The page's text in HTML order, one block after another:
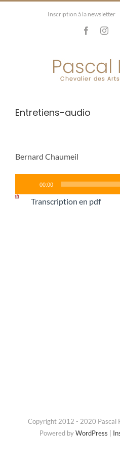
Inscription à la newsletter|
Entretiens-audio
Bernard Chaumeil
Lecteur
audio
00:00
Transcription en pdf
Copyright 2012 - 2020 Pascal
Powered byWordPress